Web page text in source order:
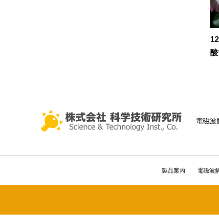
電磁波
製品案内 電磁波